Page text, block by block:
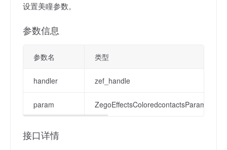
设置美瞳参数。
参数信息
参数名 类型
handler zef_handle
param ZegoEffectsColoredcontactsParam
接口详情